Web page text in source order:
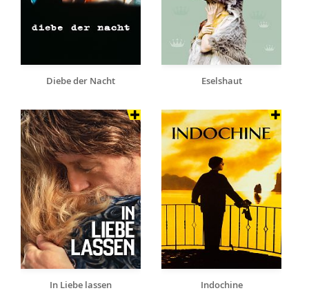
Diebe der Nacht Eselshaut
In Liebe lassen Indochine